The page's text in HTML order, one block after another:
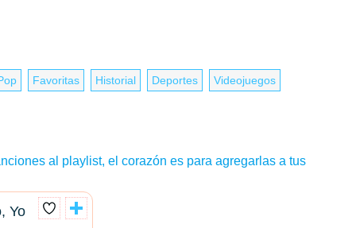
Favoritas Historial Deportes Videojuegos
al playlist, el corazón es para agregarlas a tus
Yo